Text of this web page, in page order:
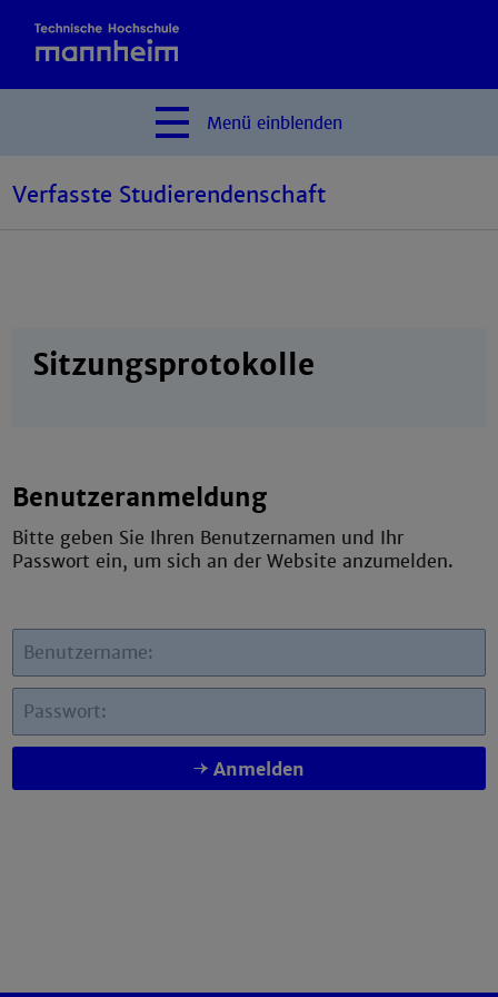
Menü einblenden
Verfasste Studierendenschaft
Sitzungsprotokolle
Benutzeranmeldung
Bitte geben Sie Ihren Benutzernamen und Ihr
Passwort ein, um sich an der Website anzumelden.
Benutzername:
Passwort:
Anmelden